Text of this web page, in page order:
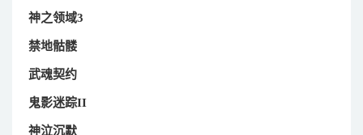
神之领域3
禁地骷髅
武魂契约
鬼影迷踪II
神泣沉默